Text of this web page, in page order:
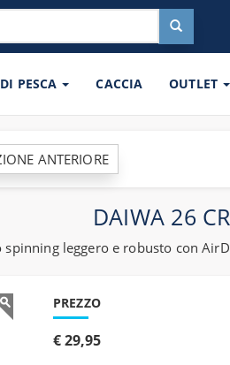
PESCA CACCIA OUTLET
ANTERIORE
DAIWA 26
leggero e robusto con
PREZZO
€ 29,95